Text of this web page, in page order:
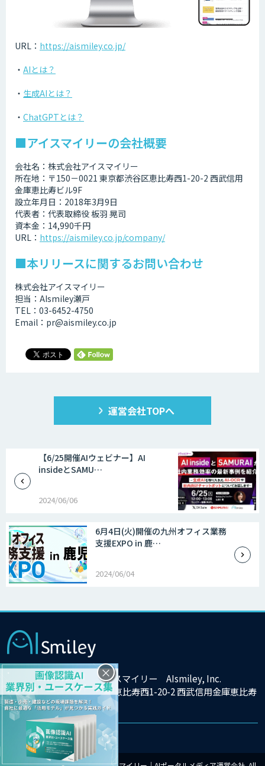
URL： https://aismiley.co.jp/
・ AIとは？
・ 生成AIとは？
・ ChatGPTとは？
■アイスマイリーの会社概要
会社名：株式会社アイスマイリー
所在地：〒150－0021 東京都渋谷区恵比寿西1-20-2 西武信用
金庫恵比寿ビル9F
設立年月日：2018年3月9日
代表者：代表取締役 板羽 晃司
資本金：14,990千円
URL： https://aismiley.co.jp/company/
■本リリースに関するお問い合わせ
株式会社アイスマイリー
担当：AIsmiley瀬戸
TEL：03-6452-4750
Email：pr@aismiley.co.jp
運営会社TOPへ
【6/25開催AIウェビナー】AI
insideとSAMU…
2024/06/06
6月4日(火)開催の九州オフィス業務
支援EXPO in 鹿…
2024/06/04
株式会社アイスマイリー AIsmiley, Inc.
東京都渋谷区恵比寿西1-20-2 西武信用金庫恵比寿
ビル9F
×